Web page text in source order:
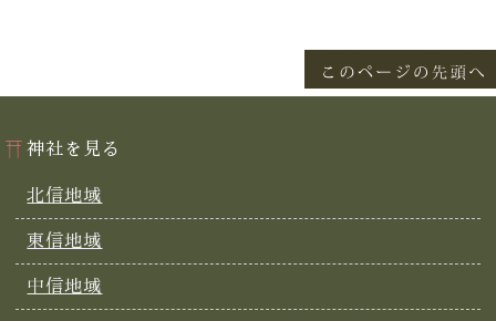
神社を見る
北信地域
東信地域
中信地域